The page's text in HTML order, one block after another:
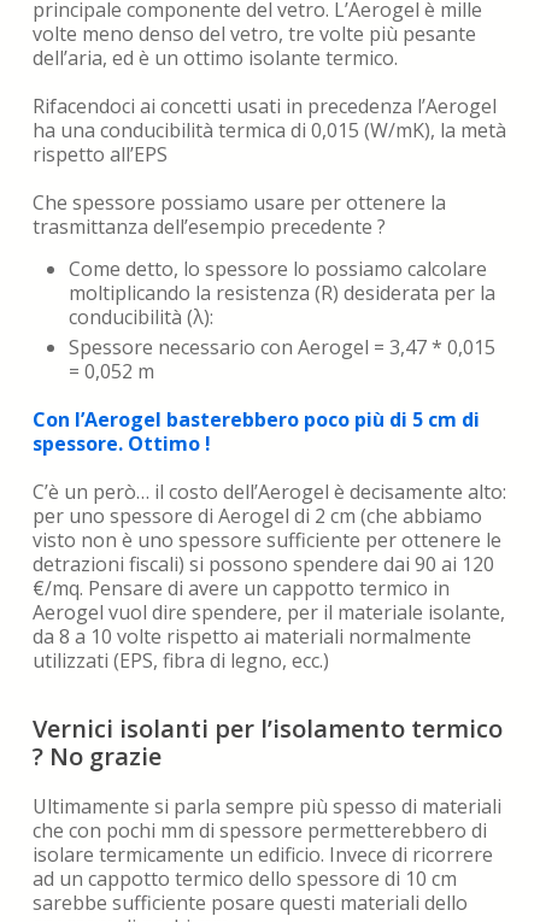
principale componente del vetro. L’Aerogel è mille
volte meno denso del vetro, tre volte più pesante
dell’aria, ed è un ottimo isolante termico.
Rifacendoci ai concetti usati in precedenza l’Aerogel
ha una conducibilità termica di 0,015 (W/mK), la metà
rispetto all’EPS
Che spessore possiamo usare per ottenere la
trasmittanza dell’esempio precedente ?
Come detto, lo spessore lo possiamo calcolare
moltiplicando la resistenza (R) desiderata per la
conducibilità (λ):
Spessore necessario con Aerogel = 3,47 * 0,015
= 0,052 m
Con l’Aerogel basterebbero poco più di 5 cm di
spessore. Ottimo !
C’è un però… il costo dell’Aerogel è decisamente alto:
per uno spessore di Aerogel di 2 cm (che abbiamo
visto non è uno spessore sufficiente per ottenere le
detrazioni fiscali) si possono spendere dai 90 ai 120
€/mq. Pensare di avere un cappotto termico in
Aerogel vuol dire spendere, per il materiale isolante,
da 8 a 10 volte rispetto ai materiali normalmente
utilizzati (EPS, fibra di legno, ecc.)
Vernici isolanti per l’isolamento termico
? No grazie
Ultimamente si parla sempre più spesso di materiali
che con pochi mm di spessore permetterebbero di
isolare termicamente un edificio. Invece di ricorrere
ad un cappotto termico dello spessore di 10 cm
sarebbe sufficiente posare questi materiali dello